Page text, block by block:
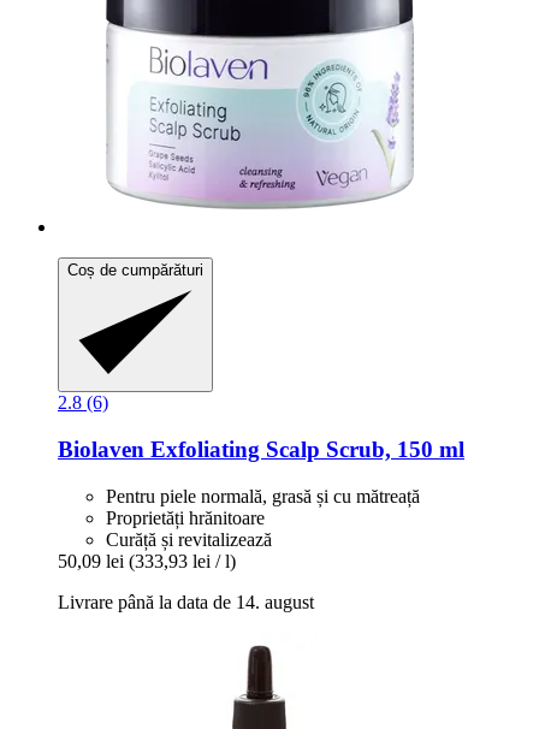
Coș de cumpărături
2.8 (6)
Biolaven Exfoliating Scalp Scrub, 150 ml
Pentru piele normală, grasă și cu mătreață
Proprietăți hrănitoare
Curăță și revitalizează
50,09 lei (333,93 lei / l)
Livrare până la data de 14. august